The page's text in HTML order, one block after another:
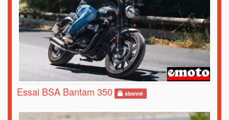
Essai BSA Bantam 350 abonné